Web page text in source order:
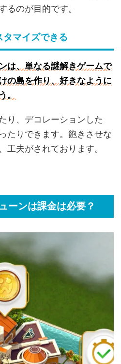
るのが目的です。
タマイズできる
は、単なる謎解きゲームで
の島を作り、好きなように
。
り、デコレーションした
たりできます。飽きさせな
工夫がされております。
ーンは課金は必要？